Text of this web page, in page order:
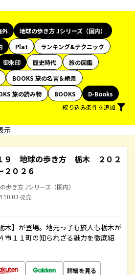
外
地球の歩き方 Jシリーズ（国内）
Plat
ランキング&テクニック
御朱印 歴史時代
旅の図鑑
BOOKS 旅の名言＆絶景
旅の読み物 BOOKS
D-Books
絞り込み条件を追加
示
９ 地球の歩き方 栃木 ２０２
２０２６
歩き方 Jシリーズ（国内）
発売
木】が登場。地元っ子も旅人も栃木が
市１１町の知られざる魅力を徹底紹
詳細を見る